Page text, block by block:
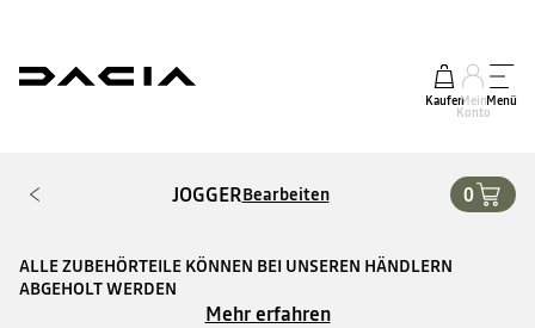
KaufenMein
Konto
Menü
JOGGERBearbeiten 0
ALLE ZUBEHÖRTEILE KÖNNEN BEI UNSEREN HÄNDLERN
ABGEHOLT WERDEN
Mehr erfahren